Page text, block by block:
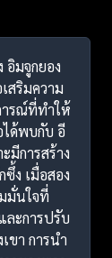
อิมจูกยอง
สริมความ
ารณ์ที่ทำให้
ได้พบกับ อี
มีการสร้าง
ง เมื่อสอง
มั่นใจที่
ละการปรับ
ขา การนำ